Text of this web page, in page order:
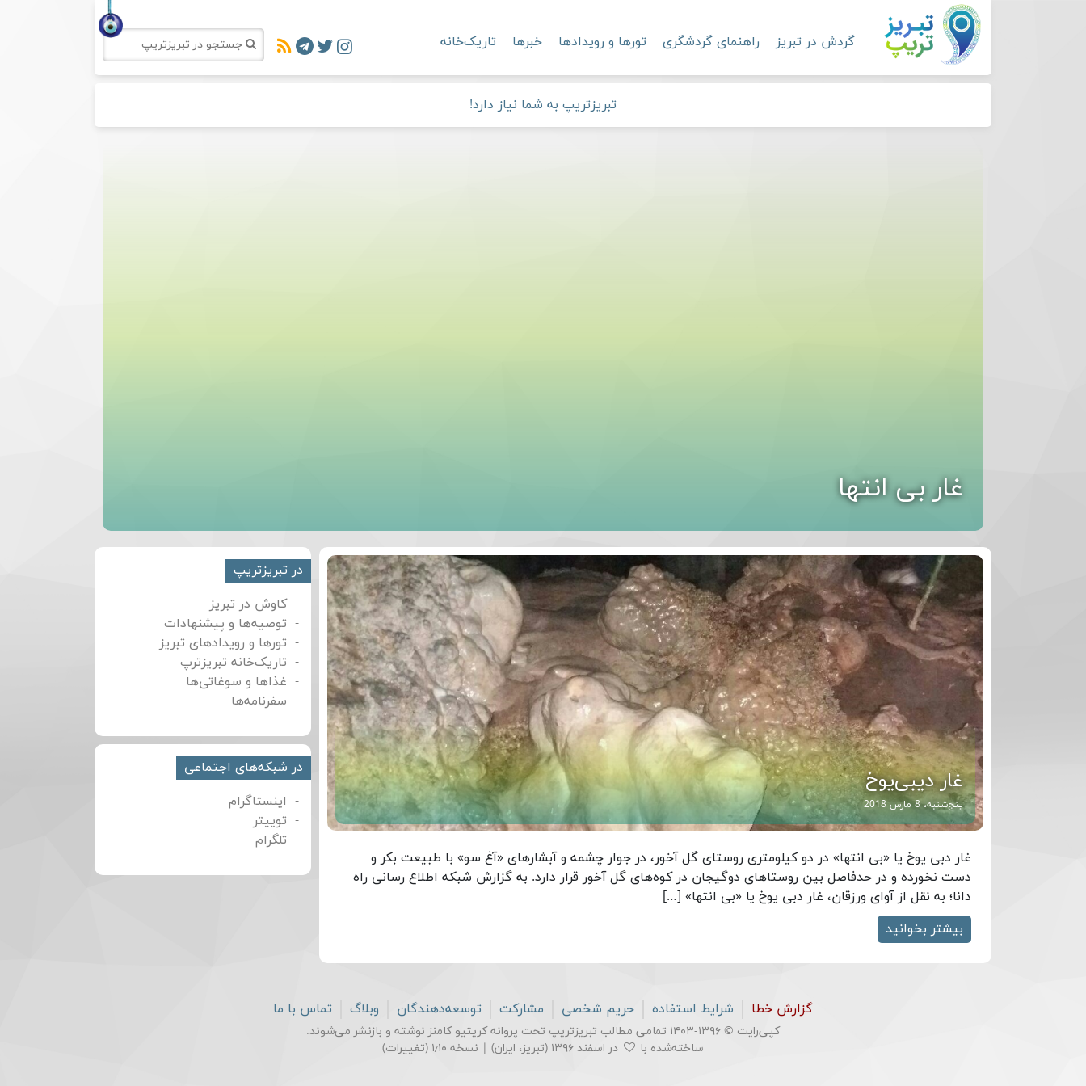
گردش در تبریز راهنمای گردشگری تورها و رویدادها خبرها تاریک‌خانه
تبریزتریپ به شما نیاز دارد!
غار بی انتها
غار دیبی‌یوخ
پنج‌شنبه، 8 مارس 2018
غار دبی یوخ یا «بی انتها» در دو کیلومتری روستای گل آخور، در جوار چشمه و آبشارهای «آغ سو» با طبیعت بکر و
دست نخورده و در حدفاصل بین روستاهای دوگیجان در کوه‌های گل آخور قرار دارد. به گزارش شبکه اطلاع رسانی راه
دانا؛ به نقل از آوای ورزقان، غار دبی یوخ یا «بی انتها» […]
بیشتر بخوانید
در تبریزتریپ
کاوش در تبریز
توصیه‌ها و پیشنهادات
تورها و رویدادهای تبریز
تاریک‌خانه تبریزترپ
غذاها و سوغاتی‌ها
سفرنامه‌ها
در شبکه‌های اجتماعی
اینستاگرام
توییتر
تلگرام
گزارش خطا شرایط استفاده حریم شخصی مشارکت توسعه‌دهندگان وبلاگ تماس با ما
کپی‌رایت © ۱۳۹۶-۱۴۰۳ تمامی مطالب تبریزتریپ تحت پروانه کریتیو کامنز نوشته و بازنشر می‌شوند.
ساخته‌شده با
در اسفند ۱۳۹۶ (تبریز، ایران) | نسخه ۱٫۱۰ ( تغییرات)